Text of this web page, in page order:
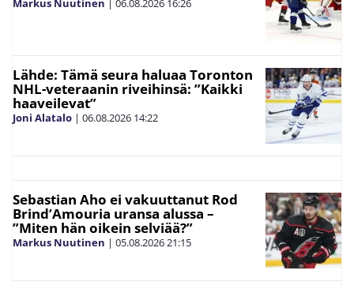
Markus Nuutinen 06.08.2026 16:26
Lähde: Tämä seura haluaa Toronton
NHL-veteraanin riveihinsä: ”Kaikki
haaveilevat”
Joni Alatalo | 06.08.2026 14:22
Sebastian Aho ei vakuuttanut Rod
Brind’Amouria uransa alussa –
”Miten hän oikein selviää?”
Markus Nuutinen | 05.08.202621:15